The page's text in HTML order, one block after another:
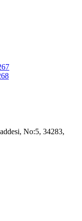
No:5, 34283,